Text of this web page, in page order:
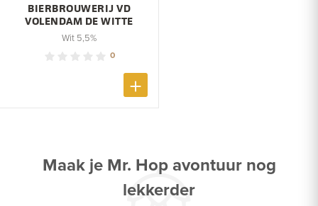
BIERBROUWERIJ VD
VOLENDAM DE WITTE
Wit 5,5%
0
Maak je Mr. Hop avontuur nog
lekkerder